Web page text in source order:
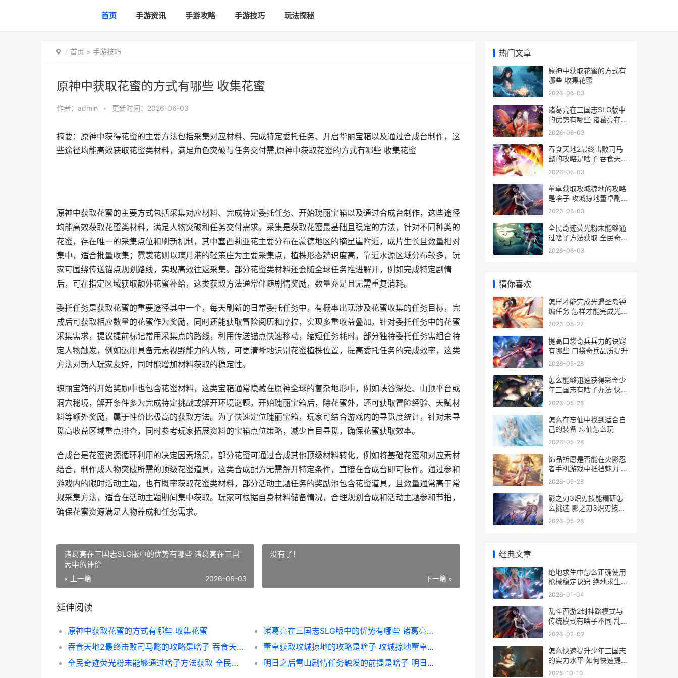
首页 手游资讯 手游攻略 手游技巧 玩法探秘
首页 > 手游技巧
原神中获取花蜜的方式有哪些 收集花蜜
作者： admin • 更新时间：2026-06-03
摘要：原神中获得花蜜的主要方法包括采集对应材料、完成特定委托任务、开启华丽宝箱以及通过合成台制作，这
些途径均能高效获取花蜜类材料，满足角色突破与任务交付需,原神中获取花蜜的方式有哪些 收集花蜜
原神中获取花蜜的主要方式包括采集对应材料、完成特定委托任务、开始瑰丽宝箱以及通过合成台制作，这些途径
均能高效获取花蜜类材料，满足人物突破和任务交付需求。采集是获取花蜜最基础且稳定的方法，针对不同种类的
花蜜，存在唯一的采集点位和刷新机制，其中塞西莉亚花主要分布在蒙德地区的摘星崖附近，成片生长且数量相对
集中，适合批量收集；霓裳花则以璃月港的轻策庄为主要采集点，植株形态辨识度高，靠近水源区域分布较多，玩
家可围绕传送锚点规划路线，实现高效往返采集。部分花蜜类材料还会随全球任务推进解开，例如完成特定剧情
后，可在指定区域获取额外花蜜补给，这类获取方法通常伴随剧情奖励，数量充足且无需重复消耗。
委托任务是获取花蜜的重要途径其中一个，每天刷新的日常委托任务中，有概率出现涉及花蜜收集的任务目标，完
成后可获取相应数量的花蜜作为奖励，同时还能获取冒险阅历和摩拉，实现多重收益叠加。针对委托任务中的花蜜
采集需求，提议提前标记常用采集点的路线，利用传送锚点快速移动，缩短任务耗时。部分独特委托任务需组合特
定人物触发，例如运用具备元素视野能力的人物，可更清晰地识别花蜜植株位置，提高委托任务的完成效率，这类
方法对新人玩家友好，同时能增加材料获取的稳定性。
瑰丽宝箱的开始奖励中也包含花蜜材料，这类宝箱通常隐藏在原神全球的复杂地形中，例如峡谷深处、山顶平台或
洞穴秘境，解开条件多为完成特定挑战或解开环境谜题。开始瑰丽宝箱后，除花蜜外，还可获取冒险经验、天赋材
料等额外奖励，属于性价比极高的获取方法。为了快速定位瑰丽宝箱，玩家可结合游戏内的寻觅度统计，针对未寻
觅高收益区域重点排查，同时参考玩家拓展资料的宝箱点位策略，减少盲目寻觅，确保花蜜获取效率。
合成台是花蜜资源循环利用的决定因素场景，部分花蜜可通过合成其他顶级材料转化，例如将基础花蜜和对应素材
结合，制作成人物突破所需的顶级花蜜道具，这类合成配方无需解开特定条件，直接在合成台即可操作。通过参和
游戏内的限时活动主题，也有概率获取花蜜类材料，部分活动主题任务的奖励池包含花蜜道具，且数量通常高于常
规采集方法，适合在活动主题期间集中获取。玩家可根据自身材料储备情况，合理规划合成和活动主题参和节拍，
确保花蜜资源满足人物养成和任务需求。
诸葛亮在三国志SLG版中的优势有哪些 诸葛亮在三国
志中的评价
« 上一篇 2026-06-03
没有了！
下一篇 »
延伸阅读
原神中获取花蜜的方式有哪些 收集花蜜
诸葛亮在三国志SLG版中的优势有哪些 诸葛亮在三国志中的评价
吞食天地2最终击败司马懿的攻略是啥子 吞食天地2最终复刻版
董卓获取攻城掠地的攻略是啥子 攻城掠地董卓副本最低配置怎么过
全民奇迹荧光粉末能够通过啥子方法获取 全民奇迹射手荧光宝石组合
明日之后雪山剧情任务触发的前提是啥子 明日之后雪山战役攻略
热门文章
原神中获取花蜜的方式有
哪些 收集花蜜
2026-06-03
诸葛亮在三国志SLG版中
的优势有哪些 诸葛亮在三
国志中的评价
2026-06-03
吞食天地2最终击败司马
懿的攻略是啥子 吞食天地
2最终复刻版
2026-06-03
董卓获取攻城掠地的攻略
是啥子 攻城掠地董卓副本
最低配置怎么过
2026-06-03
全民奇迹荧光粉末能够通
过啥子方法获取 全民奇迹
射手荧光宝石组合
2026-06-03
猜你喜欢
怎样才能完成光遇圣岛钟
编任务 怎样才能完成光棍
节活动
2026-05-27
提高口袋奇兵兵力的诀窍
有哪些 口袋奇兵品质提升
2026-05-28
怎么能够迅速获得彩金少
年三国志有啥子办法 快速
获得钱的办法
2026-05-28
怎么在忘仙中找到适合自
己的装备 忘仙怎么玩
2026-05-28
饰品祈愿是否能在火影忍
者手机游戏中抵挡魅力 饰
品祈愿是否能送人
2026-05-28
影之刃3炽刃技能精研怎
么挑选 影之刃3炽刃技能
精炼
2026-05-28
经典文章
绝地求生中怎么正确使用
枪械稳定诀窍 绝地求生中
怎么标记敌人位置
2026-01-04
乱斗西游2封神路模式与
传统模式有啥子不同 乱斗
西游封神路174攻略详解
2026-02-02
怎么快速提升少年三国志
的实力水平 如何快速提
升?
2025-10-10